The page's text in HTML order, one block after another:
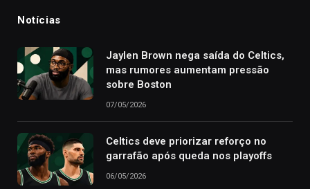
Notícias
Jaylen Brown nega saída do Celtics,
mas rumores aumentam pressão
sobre Boston
07/05/2026
Celtics deve priorizar reforço no
garrafão após queda nos playoffs
06/05/2026